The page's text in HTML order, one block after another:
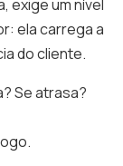
exige um nível
ela carrega a
do cliente.
Se atrasa?